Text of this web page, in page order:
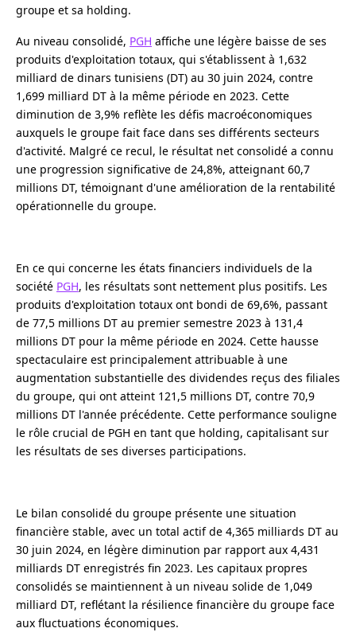
groupe et sa holding.
Au niveau consolidé, PGH affiche une légère baisse de ses
produits d'exploitation totaux, qui s'établissent à 1,632
milliard de dinars tunisiens (DT) au 30 juin 2024, contre
1,699 milliard DT à la même période en 2023. Cette
diminution de 3,9% reflète les défis macroéconomiques
auxquels le groupe fait face dans ses différents secteurs
d'activité. Malgré ce recul, le résultat net consolidé a connu
une progression significative de 24,8%, atteignant 60,7
millions DT, témoignant d'une amélioration de la rentabilité
opérationnelle du groupe.
En ce qui concerne les états financiers individuels de la
société PGH, les résultats sont nettement plus positifs. Les
produits d'exploitation totaux ont bondi de 69,6%, passant
de 77,5 millions DT au premier semestre 2023 à 131,4
millions DT pour la même période en 2024. Cette hausse
spectaculaire est principalement attribuable à une
augmentation substantielle des dividendes reçus des filiales
du groupe, qui ont atteint 121,5 millions DT, contre 70,9
millions DT l'année précédente. Cette performance souligne
le rôle crucial de PGH en tant que holding, capitalisant sur
les résultats de ses diverses participations.
Le bilan consolidé du groupe présente une situation
financière stable, avec un total actif de 4,365 milliards DT au
30 juin 2024, en légère diminution par rapport aux 4,431
milliards DT enregistrés fin 2023. Les capitaux propres
consolidés se maintiennent à un niveau solide de 1,049
milliard DT, reflétant la résilience financière du groupe face
aux fluctuations économiques.